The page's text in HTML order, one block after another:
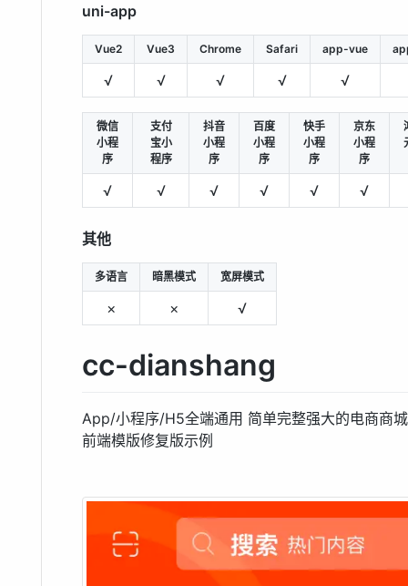
uni-app
Vue2 Vue3 Chrome Safari app-vue
√ √ √ √ √
微信
小程
序
支付
宝小
程序
抖音
小程
序
百度
小程
序
快手
小程
序
京东
小程
序
√ √ √ √ √ √
其他
多语言 暗黑模式 宽屏模式
× × √
cc-dianshang
App/小程序/H5全端通用 简单完整强大的电商商
前端模版修复版示例